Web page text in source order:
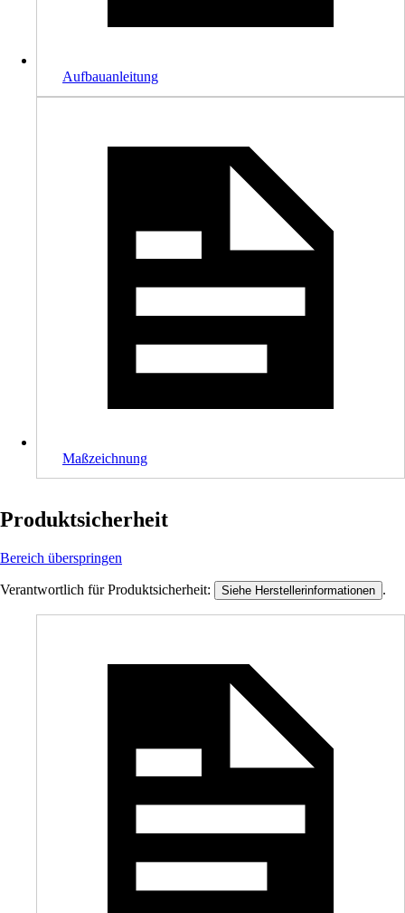
Aufbauanleitung
Maßzeichnung
Produktsicherheit
Bereich überspringen
Verantwortlich für Produktsicherheit: Siehe Herstellerinformationen .